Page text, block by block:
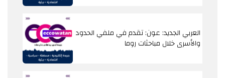
العربي الجديد: عون: تقدم في ملفي الحدود
والأسرى خلال مباحثات روما